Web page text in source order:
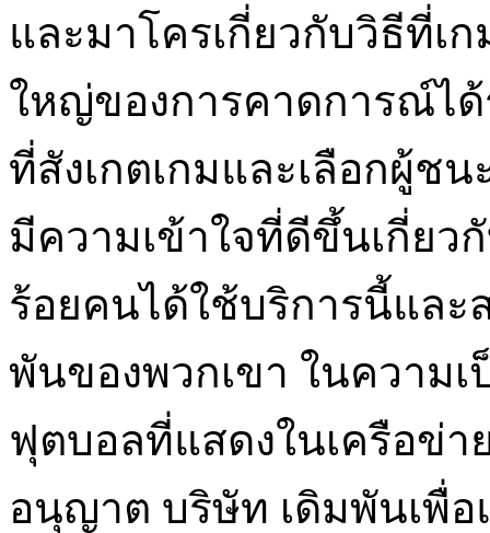
และมาโครเกี่ยวกับวิธีที่เ
ใหญ่ของการคาดการณ์ไ
ที่สังเกตเกมและเลือกผู้ช
มีความเข้าใจที่ดีขึ้นเกี่ยว
ร้อยคนได้ใช้บริการนี้และ
พันของพวกเขา ในความเ
ฟุตบอลที่แสดงในเครือข่า
อนุญาต บริษัท เดิมพันเพื่อ